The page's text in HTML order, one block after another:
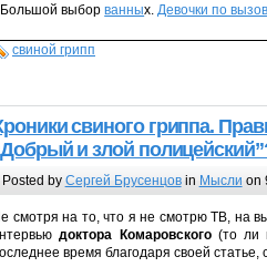
Большой выборванных. Девочки по
свиной грипп
свиного гриппа.
и злой
Posted by Сергей Брусенцовin Мысли on
смотря на то, что я не смотрю ТВ, на
доктора Комаровского(то ли
время благодаря своей статье,